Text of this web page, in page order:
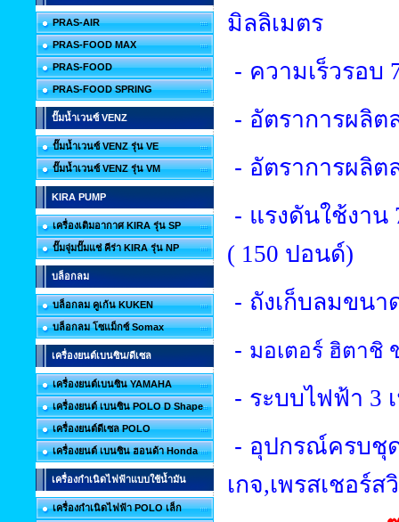
PRAS-AIR
PRAS-FOOD MAX
PRAS-FOOD
PRAS-FOOD SPRING
ปั๊มน้ำเวนซ์ VENZ
ปั๊มน้ำเวนซ์ VENZ รุ่น VE
ปั๊มน้ำเวนซ์ VENZ รุ่น VM
KIRA PUMP
เครื่องเติมอากาศ KIRA รุ่น SP
ปั๊มจุ่มปั๊มแช่ คีร่า KIRA รุ่น NP
บล็อกลม
บล็อกลม คูเก้น KUKEN
บล็อกลม โซแม็กซ์ Somax
เครื่องยนต์เบนซิน/ดีเซล
เครื่องยนต์เบนซิน YAMAHA
เครื่องยนต์ เบนซิน POLO D Shape
เครื่องยนต์ดีเซล POLO
เครื่องยนต์ เบนซิน ฮอนด้า Honda
เครื่องกำเนิดไฟฟ้าแบบใช้น้ำมัน
เครื่องกำเนิดไฟฟ้า POLO เล็ก
มิลลิเมตร
- ความเร็วรอบ
- อัตราการผลิ
- อัตราการผลิ
- แรงดันใช้งาน
( 150 ปอนด์)
- ถังเก็บลมขน
- มอเตอร์ ฮิตาชิ
- ระบบไฟฟ้า 3
- อุปกรณ์ครบชุ
เกจ,เพรสเชอร์ส